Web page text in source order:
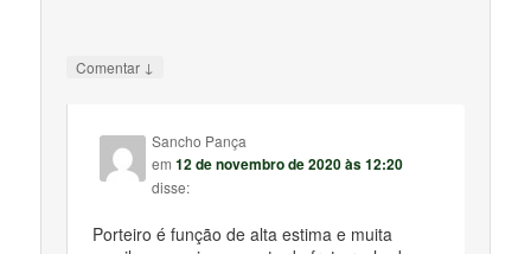
Comentar ↓
Sancho Pança
em12 de novembro de 2020 às 12:20
disse:
Porteiro é função de alta estima e muita